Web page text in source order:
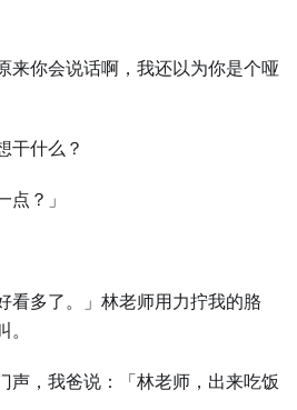
来你会说话啊，我还以为你是个哑
干什么？
点？」
看多了。」林老师用力拧我的胳
声，我爸说：「林老师，出来吃饭